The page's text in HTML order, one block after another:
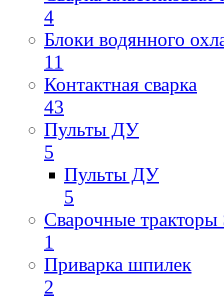
4
Блоки водянного
11
Контактная сварка
43
Пульты ДУ
5
Пульты ДУ
5
Сварочные тракторы
1
Приварка шпилек
2